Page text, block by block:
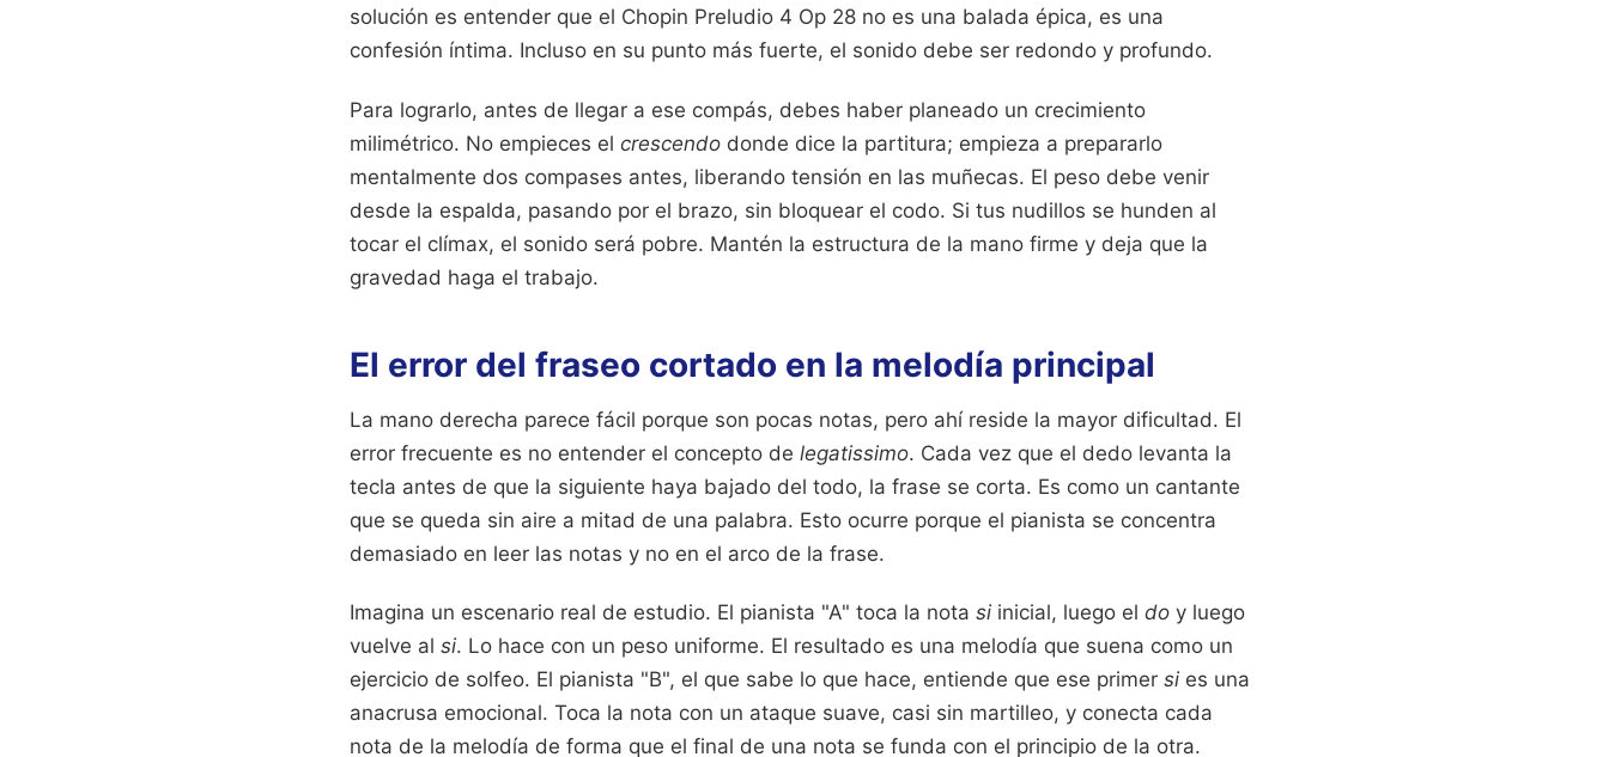
solución es entender que el Chopin Preludio 4 Op 28 no es una balada épica, es una
confesión íntima. Incluso en su punto más fuerte, el sonido debe ser redondo y profundo.
Para lograrlo, antes de llegar a ese compás, debes haber planeado un crecimiento
milimétrico. No empieces el crescendo donde dice la partitura; empieza a prepararlo
mentalmente dos compases antes, liberando tensión en las muñecas. El peso debe venir
desde la espalda, pasando por el brazo, sin bloquear el codo. Si tus nudillos se hunden al
tocar el clímax, el sonido será pobre. Mantén la estructura de la mano firme y deja que la
gravedad haga el trabajo.
El error del fraseo cortado en la melodía principal
La mano derecha parece fácil porque son pocas notas, pero ahí reside la mayor dificultad. El
error frecuente es no entender el concepto de legatissimo. Cada vez que el dedo levanta la
tecla antes de que la siguiente haya bajado del todo, la frase se corta. Es como un cantante
que se queda sin aire a mitad de una palabra. Esto ocurre porque el pianista se concentra
demasiado en leer las notas y no en el arco de la frase.
Imagina un escenario real de estudio. El pianista "A" toca la nota si inicial, luego el do y luego
vuelve al si. Lo hace con un peso uniforme. El resultado es una melodía que suena como un
ejercicio de solfeo. El pianista "B", el que sabe lo que hace, entiende que ese primer si es una
anacrusa emocional. Toca la nota con un ataque suave, casi sin martilleo, y conecta cada
nota de la melodía de forma que el final de una nota se funda con el principio de la otra.